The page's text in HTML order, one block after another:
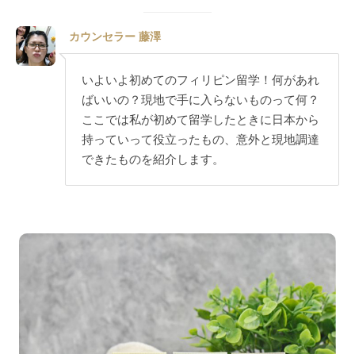
カウンセラー 藤澤
いよいよ初めてのフィリピン留学！何があれ
ばいいの？現地で手に入らないものって何？
ここでは私が初めて留学したときに日本から
持っていって役立ったもの、意外と現地調達
できたものを紹介します。